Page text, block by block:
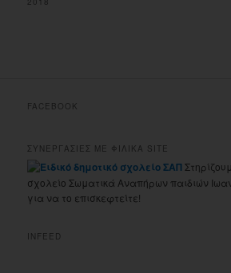
FACEBOOK
ΣΥΝΕΡΓΑΣΙΕΣ ΜΕ ΦΙΛΙΚΑ SITE
σχολείο Σωματικά Αναπήρων παιδιών
για να το επισκεφτείτε!
INFEED